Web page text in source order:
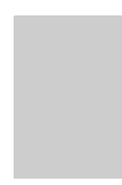
preocupante,